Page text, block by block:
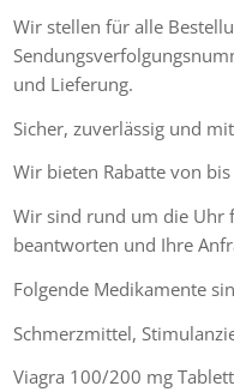
Wir stellen für alle
und Lieferung.
Sicher, zuverlässig und
Wir bieten Rabatte von
Wir sind rund um die Uhr
beantworten und Ihre
Folgende Medikamente
Schmerzmittel,
Viagra 100/200 mg